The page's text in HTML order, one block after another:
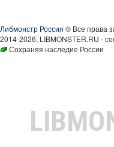
Либмонстр Россия ® Все права
2014-2026, LIBMONSTER.RU -
Сохраняя наследие России